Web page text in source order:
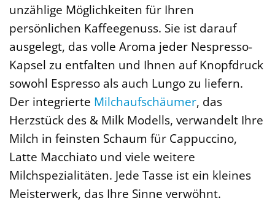
unzählige Möglichkeiten für Ihren
persönlichen Kaffeegenuss. Sie ist darauf
ausgelegt, das volle Aroma jeder Nespresso-
Kapsel zu entfalten und Ihnen auf Knopfdruck
sowohl Espresso als auch Lungo zu liefern.
Der integrierte Milchaufschäumer, das
Herzstück des & Milk Modells, verwandelt Ihre
Milch in feinsten Schaum für Cappuccino,
Latte Macchiato und viele weitere
Milchspezialitäten. Jede Tasse ist ein kleines
Meisterwerk, das Ihre Sinne verwöhnt.